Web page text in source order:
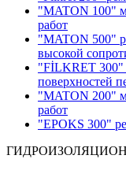
"MATON 100"
работ
"MATON 500"
высокой
"FİLKRET 300"
поверхностей
"MATON 200"
работ
"EPOKS 300"